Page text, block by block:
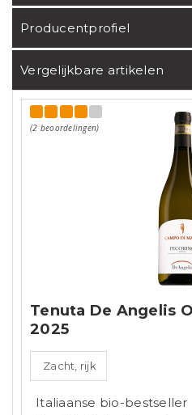
Producentprofiel
Vergelijkbare artikelen
(2 beoordelingen)
Tenuta De Angelis
2025
Zacht, rijk
Italiaanse bio-bestseller